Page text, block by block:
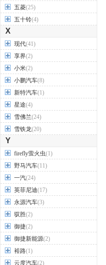
五菱(25)
五十铃(4)
X
现代(41)
享界(2)
小米(2)
小鹏汽车(8)
新特汽车(1)
星途(4)
雪佛兰(24)
雪铁龙(20)
Y
firefly萤火虫(1)
野马汽车(11)
一汽(24)
英菲尼迪(17)
永源汽车(3)
驭胜(2)
御捷(2)
御捷新能源(2)
裕路(1)
云度汽车(2)